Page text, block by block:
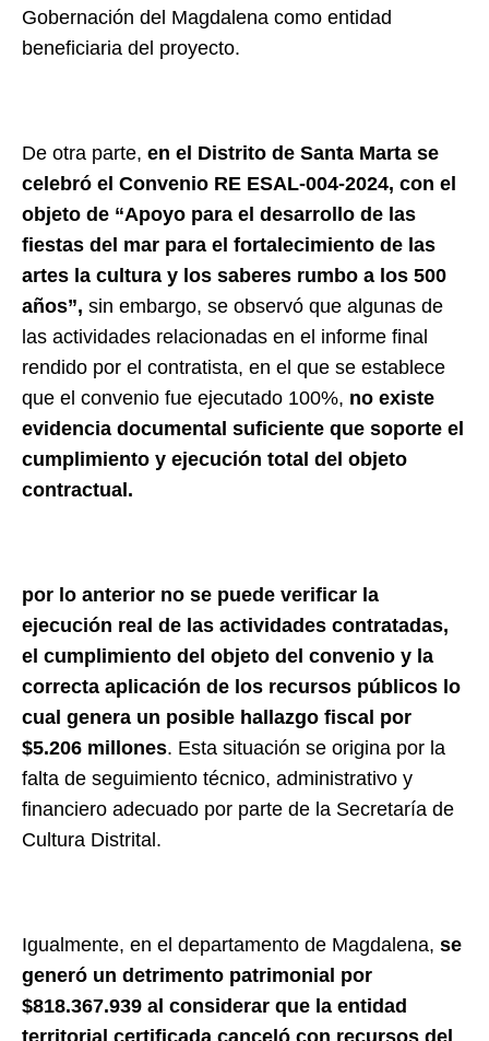
Gobernación del Magdalena como entidad
beneficiaria del proyecto.
De otra parte, en el Distrito de Santa Marta se
celebró el Convenio RE ESAL-004-2024, con el
objeto de “Apoyo para el desarrollo de las
fiestas del mar para el fortalecimiento de las
artes la cultura y los saberes rumbo a los 500
años”, sin embargo, se observó que algunas de
las actividades relacionadas en el informe final
rendido por el contratista, en el que se establece
que el convenio fue ejecutado 100%, no existe
evidencia documental suficiente que soporte el
cumplimiento y ejecución total del objeto
contractual.
por lo anterior no se puede verificar la
ejecución real de las actividades contratadas,
el cumplimiento del objeto del convenio y la
correcta aplicación de los recursos públicos lo
cual genera un posible hallazgo fiscal por
$5.206 millones. Esta situación se origina por la
falta de seguimiento técnico, administrativo y
financiero adecuado por parte de la Secretaría de
Cultura Distrital.
Igualmente, en el departamento de Magdalena, se
generó un detrimento patrimonial por
$818.367.939 al considerar que la entidad